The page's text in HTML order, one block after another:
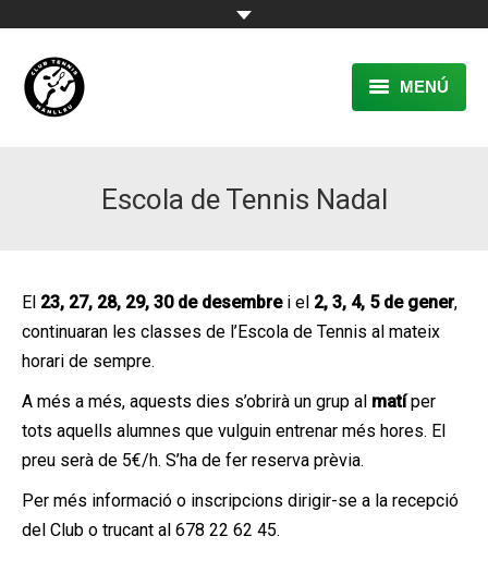
MENÚ
RESERVA
PÀDEL
ACTIVITATS
CONTACTE
Escola de Tennis Nadal
El 23, 27, 28, 29, 30 de desembrei el 2, 3, 4, 5 de gener,
continuaran les classes de l’Escola de Tennis al mateix
horari de sempre.
A més a més, aquests dies s’obrirà un grup al matíper
tots aquells alumnes que vulguin entrenar més hores. El
preu serà de 5€/h. S’ha de fer reserva prèvia.
Per més informació o inscripcions dirigir-se a la recepció
del Club o trucant al 678 22 62 45.